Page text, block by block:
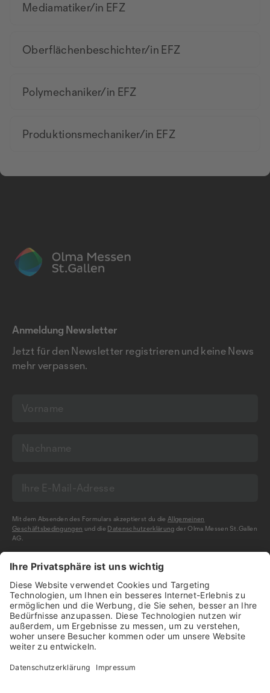
Mediamatiker/in EFZ
Oberflächenbeschichter/in EFZ
Polymechaniker/in EFZ
Produktionsmechaniker/in EFZ
Anmeldung Newsletter
Jetzt für den Newsletter registrieren und keine News
mehr verpassen.
Mit dem Absenden des Formulars akzeptierst du dieAllgemeinen
Geschäftsbedingungen und die Datenschutzerklärung der Olma Messen St.Gallen
AG.
NEWSLETTER BESTELLEN